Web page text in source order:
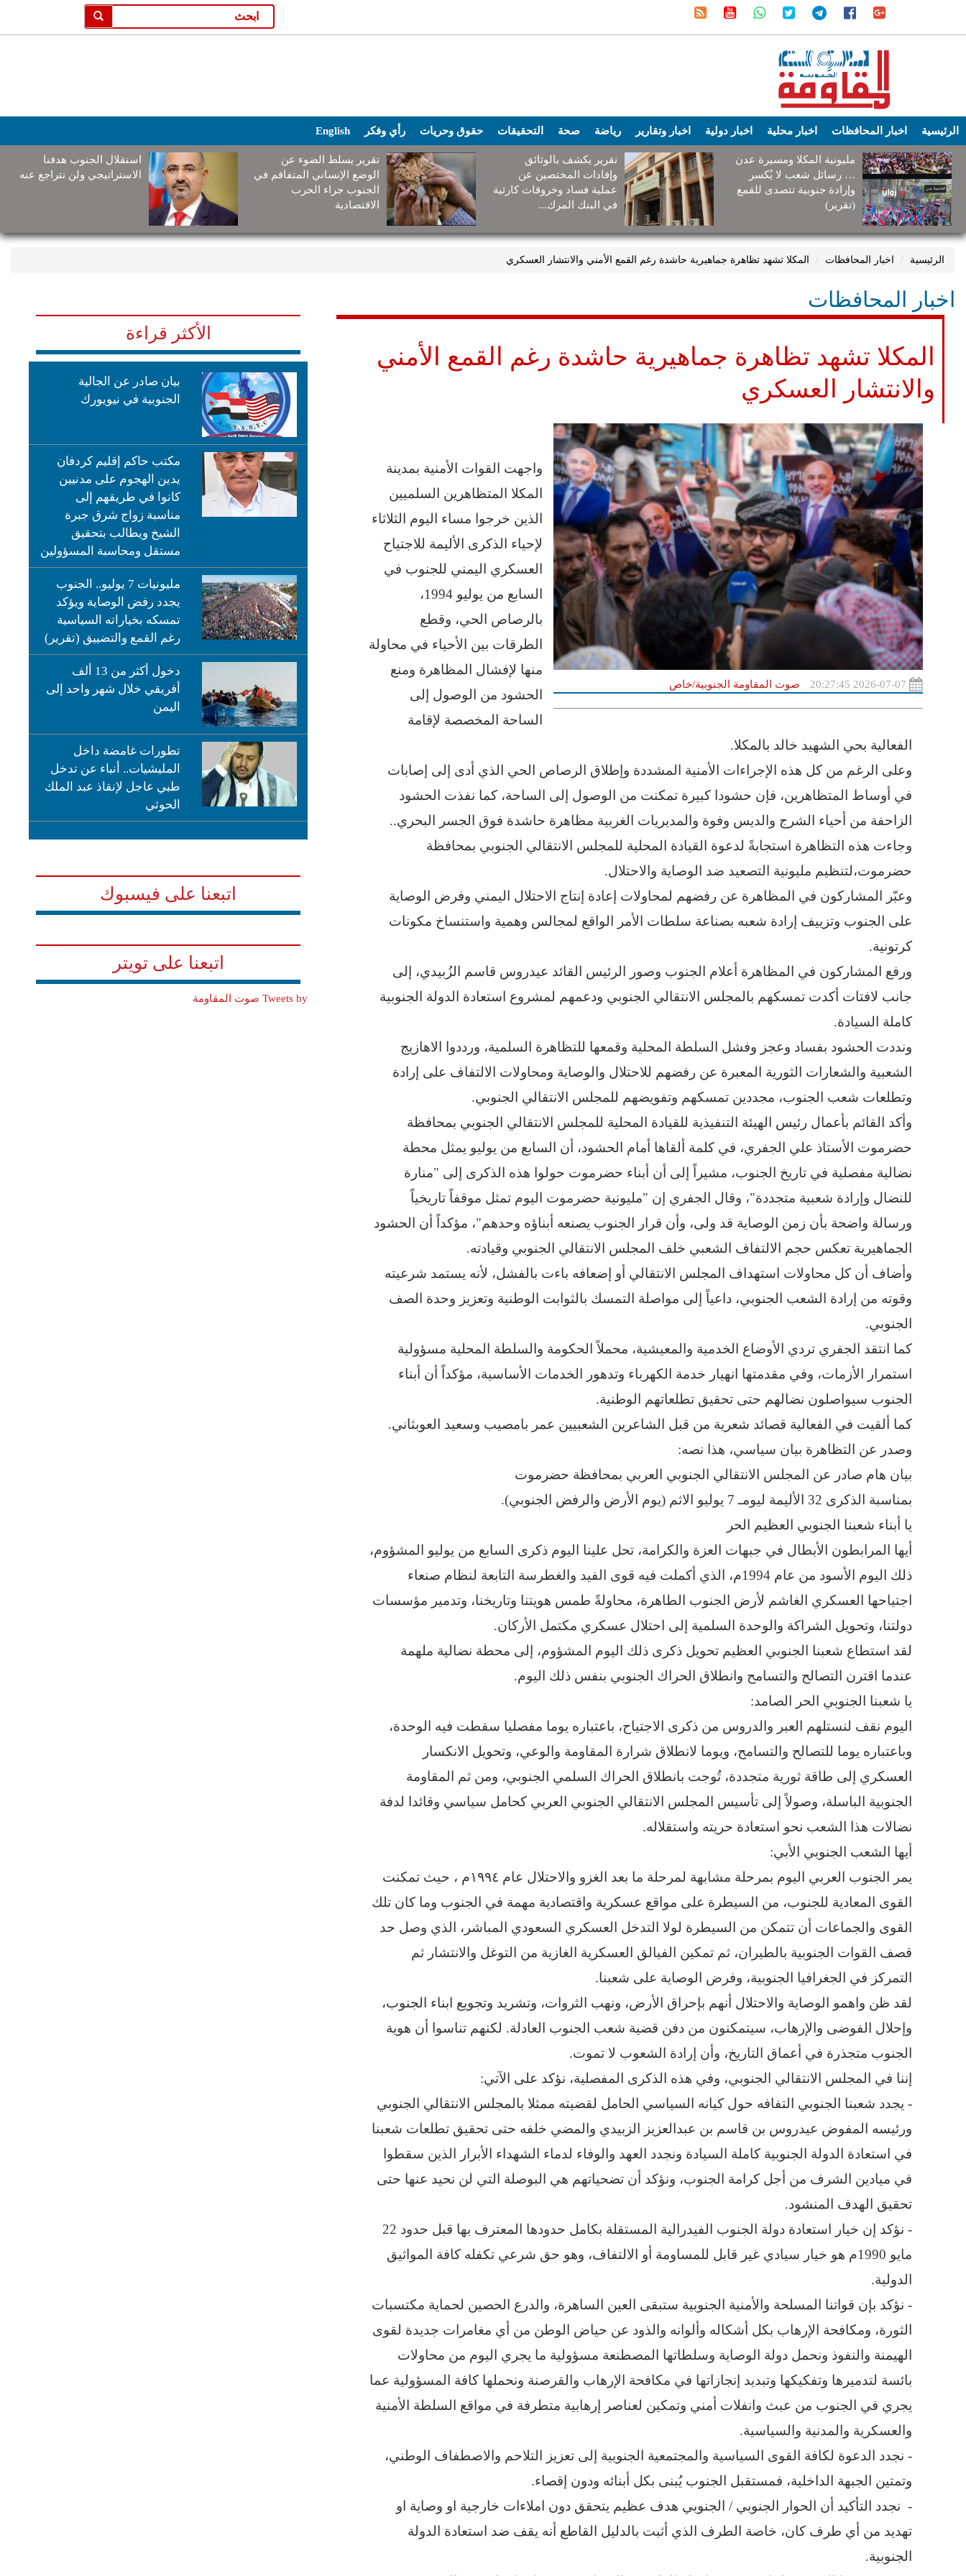
الرئيسية اخبار المحافظات اخبار محلية اخبار دولية اخبار وتقارير رياضة صحة التحقيقات حقوق وحريات رأي وفكر English
مليونية المكلا ومسيرة عدن
… رسائل شعب لا يُكسر
وإرادة جنوبية تتصدى للقمع
(تقرير)
تقرير يكشف بالوثائق
وإفادات المختصين عن
عملية فساد وخروقات كارثية
في البنك المرك...
تقرير يسلط الضوء عن
الوضع الإنساني المتفاقم في
الجنوب جراء الحرب
الاقتصادية
استقلال الجنوب هدفنا
الاستراتيجي ولن نتراجع عنه
الرئيسية اخبار المحافظات المكلا تشهد تظاهرة جماهيرية حاشدة رغم القمع الأمني والانتشار العسكري
اخبار المحافظات
المكلا تشهد تظاهرة جماهيرية حاشدة رغم القمع الأمني
والانتشار العسكري
صوت المقاومة الجنوبية/خاص
واجهت القوات الأمنية بمدينة
المكلا المتظاهرين السلميين
الذين خرجوا مساء اليوم الثلاثاء
لإحياء الذكرى الأليمة للاجتياح
العسكري اليمني للجنوب في
السابع من يوليو 1994،
بالرصاص الحي، وقطع
الطرقات بين الأحياء في محاولة
منها لإفشال المظاهرة ومنع
الحشود من الوصول إلى
الساحة المخصصة لإقامة
الفعالية بحي الشهيد خالد بالمكلا.
وعلى الرغم من كل هذه الإجراءات الأمنية المشددة وإطلاق الرصاص الحي الذي أدى إلى إصابات
في أوساط المتظاهرين، فإن حشودا كبيرة تمكنت من الوصول إلى الساحة، كما نفذت الحشود
الزاحفة من أحياء الشرج والديس وفوة والمديريات الغربية مظاهرة حاشدة فوق الجسر البحري..
وجاءت هذه التظاهرة استجابةً لدعوة القيادة المحلية للمجلس الانتقالي الجنوبي بمحافظة
حضرموت،لتنظيم مليونية التصعيد ضد الوصاية والاحتلال.
وعبّر المشاركون في المظاهرة عن رفضهم لمحاولات إعادة إنتاج الاحتلال اليمني وفرض الوصاية
على الجنوب وتزييف إرادة شعبه بصناعة سلطات الأمر الواقع لمجالس وهمية واستنساخ مكونات
كرتونية.
ورفع المشاركون في المظاهرة أعلام الجنوب وصور الرئيس القائد عيدروس قاسم الزُبيدي، إلى
جانب لافتات أكدت تمسكهم بالمجلس الانتقالي الجنوبي ودعمهم لمشروع استعادة الدولة الجنوبية
كاملة السيادة.
ونددت الحشود بفساد وعجز وفشل السلطة المحلية وقمعها للتظاهرة السلمية، ورددوا الاهازيج
الشعبية والشعارات الثورية المعبرة عن رفضهم للاحتلال والوصاية ومحاولات الالتفاف على إرادة
وتطلعات شعب الجنوب، مجددين تمسكهم وتفويضهم للمجلس الانتقالي الجنوبي.
وأكد القائم بأعمال رئيس الهيئة التنفيذية للقيادة المحلية للمجلس الانتقالي الجنوبي بمحافظة
حضرموت الأستاذ علي الجفري، في كلمة ألقاها أمام الحشود، أن السابع من يوليو يمثل محطة
نضالية مفصلية في تاريخ الجنوب، مشيراً إلى أن أبناء حضرموت حولوا هذه الذكرى إلى "منارة
للنضال وإرادة شعبية متجددة"، وقال الجفري إن "مليونية حضرموت اليوم تمثل موقفاً تاريخياً
ورسالة واضحة بأن زمن الوصاية قد ولى، وأن قرار الجنوب يصنعه أبناؤه وحدهم"، مؤكداً أن الحشود
الجماهيرية تعكس حجم الالتفاف الشعبي خلف المجلس الانتقالي الجنوبي وقيادته.
وأضاف أن كل محاولات استهداف المجلس الانتقالي أو إضعافه باءت بالفشل، لأنه يستمد شرعيته
وقوته من إرادة الشعب الجنوبي، داعياً إلى مواصلة التمسك بالثوابت الوطنية وتعزيز وحدة الصف
الجنوبي.
كما انتقد الجفري تردي الأوضاع الخدمية والمعيشية، محملاً الحكومة والسلطة المحلية مسؤولية
استمرار الأزمات، وفي مقدمتها انهيار خدمة الكهرباء وتدهور الخدمات الأساسية، مؤكداً أن أبناء
الجنوب سيواصلون نضالهم حتى تحقيق تطلعاتهم الوطنية.
كما ألقيت في الفعالية قصائد شعرية من قبل الشاعرين الشعبيين عمر بامصيب وسعيد العوبثاني.
وصدر عن التظاهرة بيان سياسي، هذا نصه:
بيان هام صادر عن المجلس الانتقالي الجنوبي العربي بمحافظة حضرموت
بمناسبة الذكرى 32 الأليمة ليومـ 7 يوليو الاثم (يوم الأرض والرفض الجنوبي).
يا أبناء شعبنا الجنوبي العظيم الحر
أيها المرابطون الأبطال في جبهات العزة والكرامة، تحل علينا اليوم ذكرى السابع من يوليو المشؤوم،
ذلك اليوم الأسود من عام 1994م، الذي أكملت فيه قوى الفيد والغطرسة التابعة لنظام صنعاء
اجتياحها العسكري الغاشم لأرض الجنوب الطاهرة، محاولةً طمس هويتنا وتاريخنا، وتدمير مؤسسات
دولتنا، وتحويل الشراكة والوحدة السلمية إلى احتلال عسكري مكتمل الأركان.
لقد استطاع شعبنا الجنوبي العظيم تحويل ذكرى ذلك اليوم المشؤوم، إلى محطة نضالية ملهمة
عندما اقترن التصالح والتسامح وانطلاق الحراك الجنوبي بنفس ذلك اليوم.
يا شعبنا الجنوبي الحر الصامد:
اليوم نقف لنستلهم العبر والدروس من ذكرى الاجتياح، باعتباره يوما مفصليا سقطت فيه الوحدة،
وباعتباره يوما للتصالح والتسامح، ويوما لانطلاق شرارة المقاومة والوعي، وتحويل الانكسار
العسكري إلى طاقة ثورية متجددة، تُوجت بانطلاق الحراك السلمي الجنوبي، ومن ثم المقاومة
الجنوبية الباسلة، وصولاً إلى تأسيس المجلس الانتقالي الجنوبي العربي كحامل سياسي وقائدا لدفة
نضالات هذا الشعب نحو استعادة حريته واستقلاله.
أيها الشعب الجنوبي الأبي:
يمر الجنوب العربي اليوم بمرحلة مشابهة لمرحلة ما بعد الغزو والاحتلال عام ١٩٩٤م ، حيث تمكنت
القوى المعادية للجنوب، من السيطرة على مواقع عسكرية واقتصادية مهمة في الجنوب وما كان تلك
القوى والجماعات أن تتمكن من السيطرة لولا التدخل العسكري السعودي المباشر، الذي وصل حد
قصف القوات الجنوبية بالطيران، ثم تمكين الفيالق العسكرية الغازية من التوغل والانتشار ثم
التمركز في الجغرافيا الجنوبية، وفرض الوصاية على شعبنا.
لقد ظن واهمو الوصاية والاحتلال أنهم بإحراق الأرض، ونهب الثروات، وتشريد وتجويع ابناء الجنوب،
وإحلال الفوضى والإرهاب، سيتمكنون من دفن قضية شعب الجنوب العادلة. لكنهم تناسوا أن هوية
الجنوب متجذرة في أعماق التاريخ، وأن إرادة الشعوب لا تموت.
إننا في المجلس الانتقالي الجنوبي، وفي هذه الذكرى المفصلية، نؤكد على الآتي:
- يجدد شعبنا الجنوبي التفافه حول كيانه السياسي الحامل لقضيته ممثلا بالمجلس الانتقالي الجنوبي
ورئيسه المفوض عيدروس بن قاسم بن عبدالعزيز الزبيدي والمضي خلفه حتى تحقيق تطلعات شعبنا
في استعادة الدولة الجنوبية كاملة السيادة ونجدد العهد والوفاء لدماء الشهداء الأبرار الذين سقطوا
في ميادين الشرف من أجل كرامة الجنوب، ونؤكد أن تضحياتهم هي البوصلة التي لن نحيد عنها حتى
تحقيق الهدف المنشود.
- نؤكد إن خيار استعادة دولة الجنوب الفيدرالية المستقلة بكامل حدودها المعترف بها قبل حدود 22
مايو 1990م هو خيار سيادي غير قابل للمساومة أو الالتفاف، وهو حق شرعي تكفله كافة المواثيق
الدولية.
- نؤكد بإن قواتنا المسلحة والأمنية الجنوبية ستبقى العين الساهرة، والدرع الحصين لحماية مكتسبات
الثورة، ومكافحة الإرهاب بكل أشكاله وألوانه والذود عن حياض الوطن من أي مغامرات جديدة لقوى
الهيمنة والنفوذ ونحمل دولة الوصاية وسلطاتها المصطنعة مسؤولية ما يجري اليوم من محاولات
بائسة لتدميرها وتفكيكها وتبديد إنجازاتها في مكافحة الإرهاب والقرصنة ونحملها كافة المسؤولية عما
يجري في الجنوب من عبث وانفلات أمني وتمكين لعناصر إرهابية متطرفة في مواقع السلطة الأمنية
والعسكرية والمدنية والسياسية.
- نجدد الدعوة لكافة القوى السياسية والمجتمعية الجنوبية إلى تعزيز التلاحم والاصطفاف الوطني،
وتمتين الجبهة الداخلية، فمستقبل الجنوب يُبنى بكل أبنائه ودون إقصاء.
- نجدد التأكيد أن الحوار الجنوبي / الجنوبي هدف عظيم يتحقق دون املاءات خارجية او وصاية او
تهديد من أي طرف كان، خاصة الطرف الذي أثبت بالدليل القاطع أنه يقف ضد استعادة الدولة
الجنوبية.
الأكثر قراءة
بيان صادر عن الجالية
الجنوبية في نيويورك
مكتب حاكم إقليم كردفان
يدين الهجوم على مدنيين
كانوا في طريقهم إلى
مناسبة زواج شرق جبرة
الشيخ ويطالب بتحقيق
مستقل ومحاسبة المسؤولين
مليونيات 7 يوليو.. الجنوب
يجدد رفض الوصاية ويؤكد
تمسكه بخياراته السياسية
رغم القمع والتضييق (تقرير)
دخول أكثر من 13 ألف
أفريقي خلال شهر واحد إلى
اليمن
تطورات غامضة داخل
المليشيات.. أنباء عن تدخل
طبي عاجل لإنقاذ عبد الملك
الحوثي
اتبعنا على فيسبوك
اتبعنا على تويتر
Tweets by صوت المقاومة